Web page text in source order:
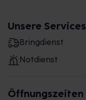
Unsere Services
Bringdienst
Notdienst
Öffnungszeiten